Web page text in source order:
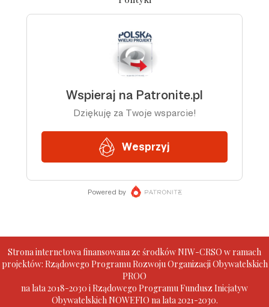
Strona internetowa finansowana ze środków NIW-CRSO w ramach
projektów: Rządowego Programu Rozwoju Organizacji Obywatelskich
PROO
na lata 2018-2030 i Rządowego Programu Fundusz Inicjatyw
Obywatelskich NOWEFIO na lata 2021-2030.